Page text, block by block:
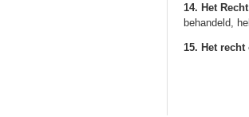
14. Het
behandeld,
15. Het